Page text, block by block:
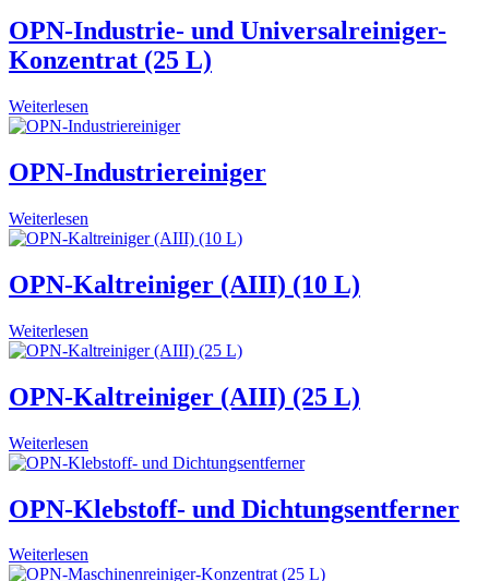
OPN-Industrie- und Universalreiniger-
Konzentrat (25 L)
Weiterlesen
OPN-Industriereiniger
Weiterlesen
OPN-Kaltreiniger (AIII) (10 L)
Weiterlesen
OPN-Kaltreiniger (AIII) (25 L)
Weiterlesen
OPN-Klebstoff- und Dichtungsentferner
Weiterlesen